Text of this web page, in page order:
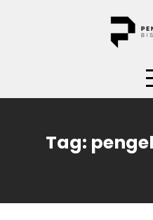
Tag: